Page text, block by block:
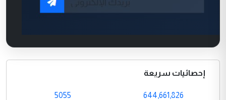
إحصائيات سريعة
644,661,826
5055